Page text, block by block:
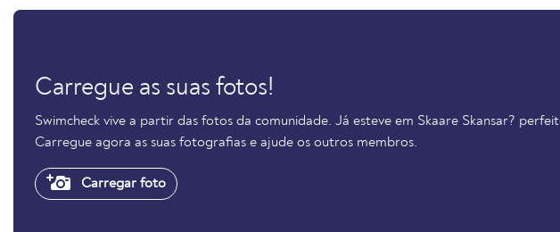
Carregue as suas fotos!
Swimcheck vive a partir das fotos da comunidade. Já esteve em Skaare Skansar?
Carregue agora as suas fotografias e ajude os outros membros.
Carregar foto